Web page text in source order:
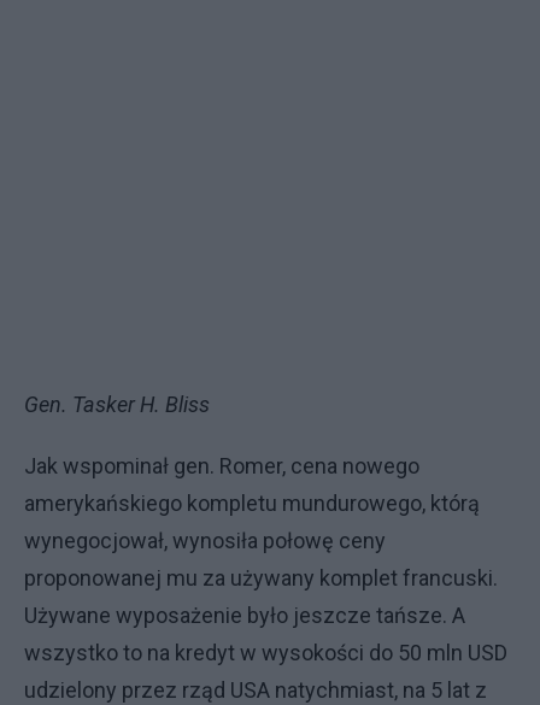
Gen. Tasker H. Bliss
Jak wspominał gen. Romer, cena nowego
amerykańskiego kompletu mundurowego, którą
wynegocjował, wynosiła połowę ceny
proponowanej mu za używany komplet francuski.
Używane wyposażenie było jeszcze tańsze. A
wszystko to na kredyt w wysokości do 50 mln USD
udzielony przez rząd USA natychmiast, na 5 lat z